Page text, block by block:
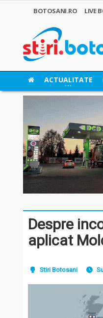
BOTOSANI.RO LIVE
ACTUALITATE
Despre
aplicat
Stiri Botosani